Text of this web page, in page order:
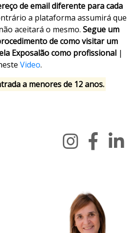
de email diferente para cada
a plataforma assumirá que
aceitará o mesmo. Segue um
de como visitar um
Exposalão como profissional |
Video.
a menores de 12 anos.